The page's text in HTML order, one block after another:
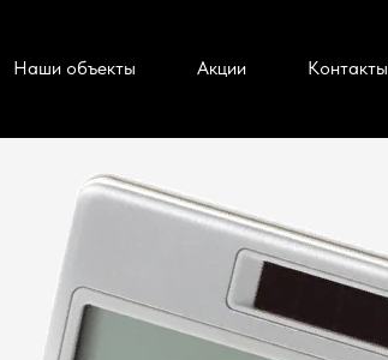
Наши объекты Контакты
Акции